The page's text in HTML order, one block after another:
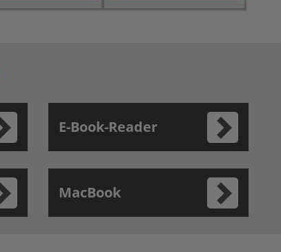
E-Book-Reader
MacBook